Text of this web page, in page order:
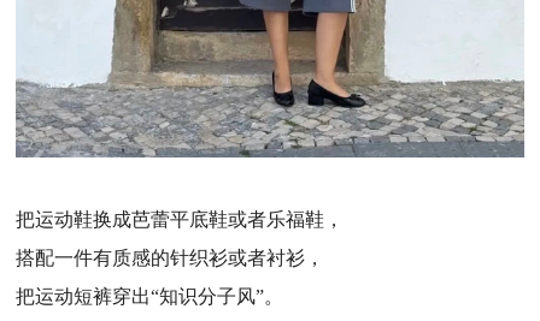
把运动鞋换成芭蕾平底鞋或者乐福鞋，
搭配一件有质感的针织衫或者衬衫，
把运动短裤穿出“知识分子风”。